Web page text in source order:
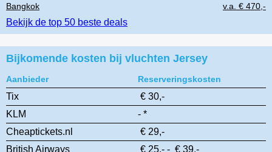
Bangkok
v.a. € 470,-
Bekijk de top 50 beste deals
Bijkomende kosten bij vluchten Jersey
Aanbieder Reserveringskosten
Tix
€ 30,-
KLM
- *
Cheaptickets.nl
€ 29,-
British Airways
€ 25,- - € 39,-